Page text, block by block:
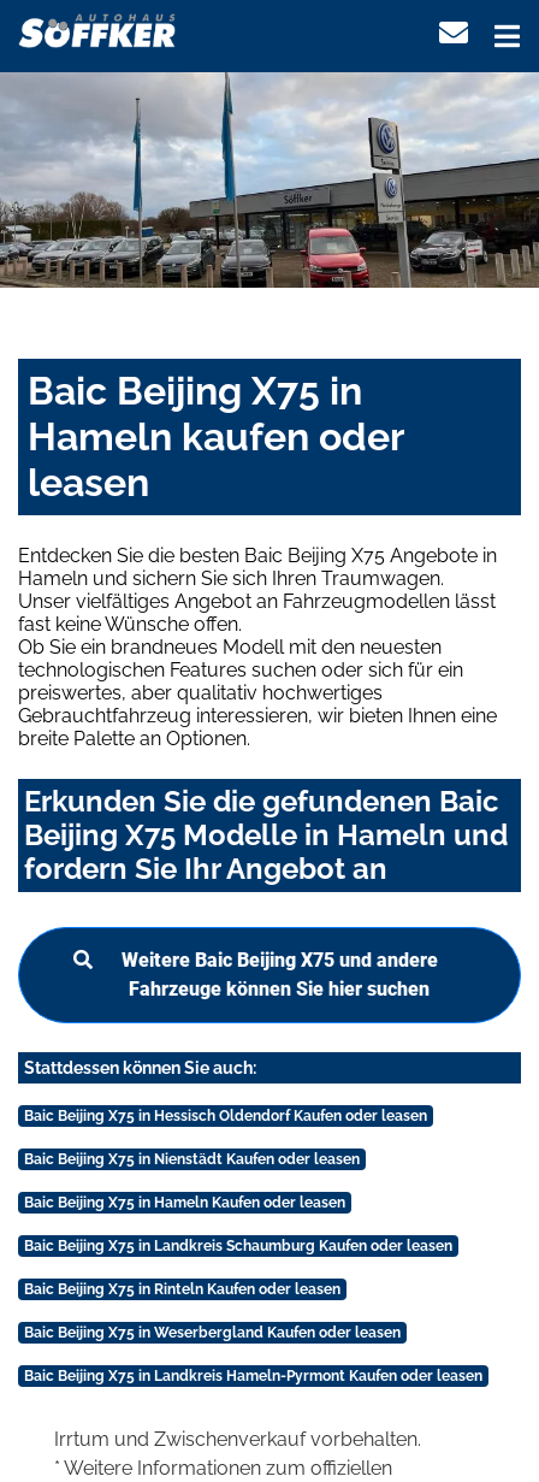
Baic Beijing X75 in
Hameln kaufen oder
leasen
Entdecken Sie die besten Baic Beijing X75 Angebote in
Hameln und sichern Sie sich Ihren Traumwagen.
Unser vielfältiges Angebot an Fahrzeugmodellen lässt
fast keine Wünsche offen.
Ob Sie ein brandneues Modell mit den neuesten
technologischen Features suchen oder sich für ein
preiswertes, aber qualitativ hochwertiges
Gebrauchtfahrzeug interessieren, wir bieten Ihnen eine
breite Palette an Optionen.
Erkunden Sie die gefundenen Baic
Beijing X75 Modelle in Hameln und
fordern Sie Ihr Angebot an
Weitere Baic Beijing X75 und andere
Fahrzeuge können Sie hier suchen
Stattdessen können Sie auch:
Baic Beijing X75 in Hessisch Oldendorf Kaufen oder leasen
Baic Beijing X75 in Nienstädt Kaufen oder leasen
Baic Beijing X75 in Hameln Kaufen oder leasen
Baic Beijing X75 in Landkreis Schaumburg Kaufen oder leasen
Baic Beijing X75 in Rinteln Kaufen oder leasen
Baic Beijing X75 in Weserbergland Kaufen oder leasen
Baic Beijing X75 in Landkreis Hameln-Pyrmont Kaufen oder leasen
Irrtum und Zwischenverkauf vorbehalten.
* Weitere Informationen zum offiziellen